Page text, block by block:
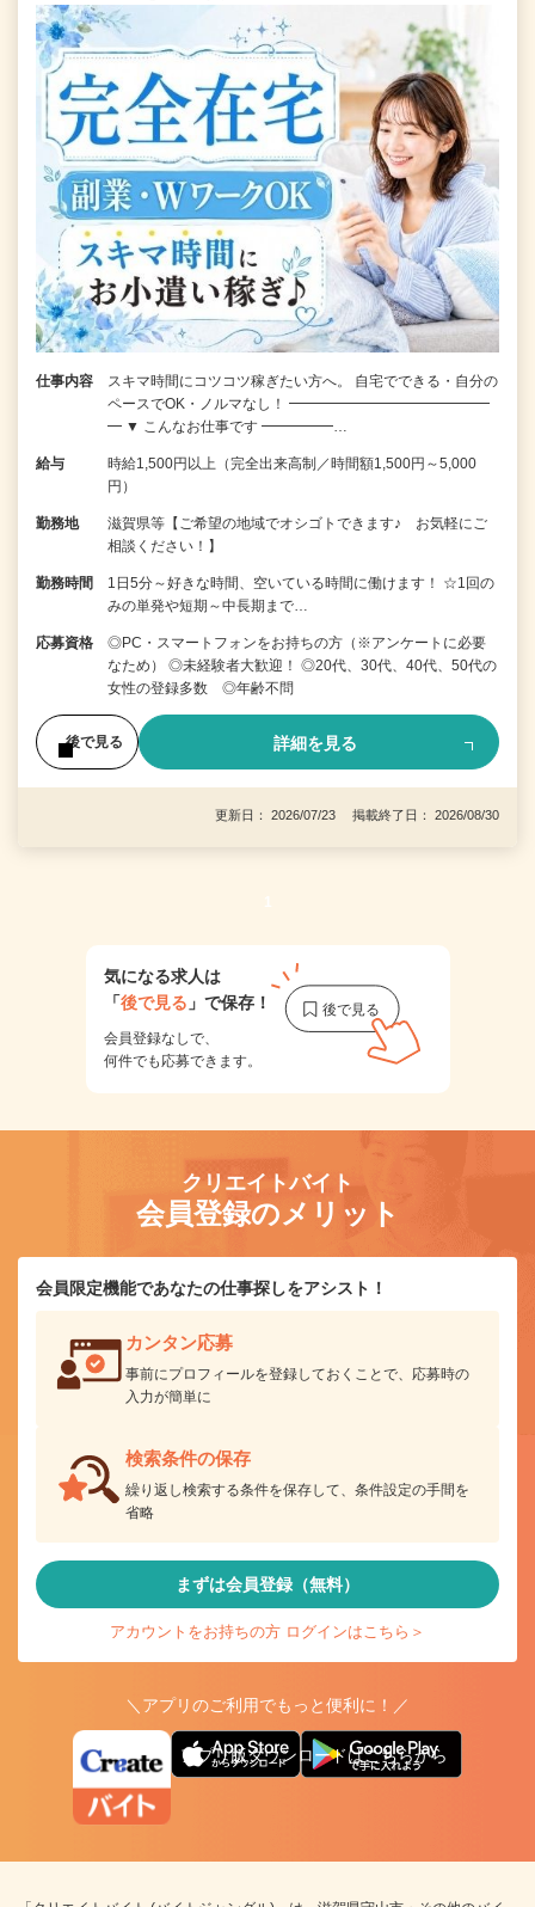
仕事内容
スキマ時間にコツコツ稼ぎたい方へ。 自宅でできる・自分の
ペースでOK・ノルマなし！ ━━━━━━━━━━━━━━
━ ▼ こんなお仕事です ━━━━━…
給与
時給1,500円以上（完全出来高制／時間額1,500円～5,000
円）
勤務地
滋賀県等【ご希望の地域でオシゴトできます♪ お気軽にご
相談ください！】
勤務時間
1日5分～好きな時間、空いている時間に働けます！ ☆1回の
みの単発や短期～中長期まで…
応募資格
◎PC・スマートフォンをお持ちの方（※アンケートに必要
なため） ◎未経験者大歓迎！ ◎20代、30代、40代、50代の
女性の登録多数 ◎年齢不問
後で見る 詳細を見る
更新日： 2026/07/23 掲載終了日： 2026/08/30
1
気になる求人は
「後で見る 」で保存！
会員登録なしで、
何件でも応募できます。
クリエイトバイト
会員登録のメリット
会員限定機能であなたの仕事探しをアシスト！
カンタン応募
事前にプロフィールを登録しておくことで、応募時の
入力が簡単に
検索条件の保存
繰り返し検索する条件を保存して、条件設定の手間を
省略
まずは会員登録（無料）
アカウントをお持ちの方 ログインはこちら＞
＼アプリのご利用でもっと便利に！／
アプリ版ダウンロードはこちらから